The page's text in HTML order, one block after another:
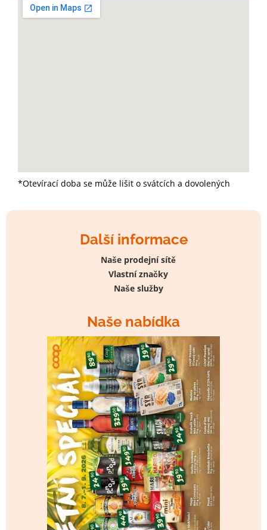
Další informace
Naše prodejní sítě
Vlastní značky
Naše služby
Naše nabídka
*Otevírací doba se může lišit o svátcích a dovolených